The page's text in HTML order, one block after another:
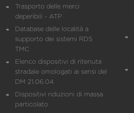
Trasporto delle merci
deperibili - ATP
Database delle località a
supporto dei sistemi RDS
TMC
Elenco dispositivi di ritenuta
stradale omologati ai sensi del
DM 21.06.04
Dispositivi riduzioni di massa
particolato